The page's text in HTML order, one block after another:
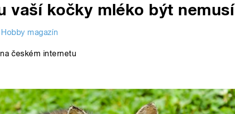
vaší kočky mléko být nemusí
Hobby magazín
českém internetu